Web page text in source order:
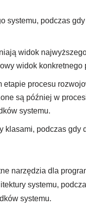
systemu, podczas
widok
widok konkretnego
procesu
są później w
systemu.
podczas gdy
narzędzia dla
systemu,
systemu.